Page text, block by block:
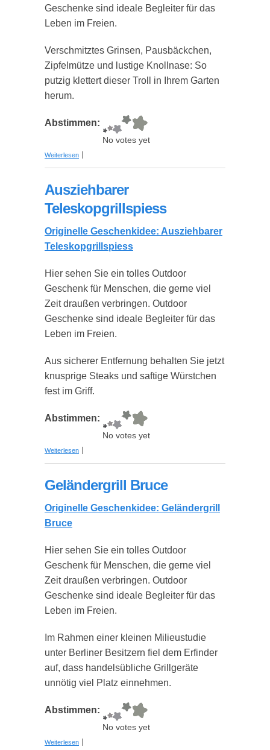
Geschenke sind ideale Begleiter für das
Leben im Freien.
Verschmitztes Grinsen, Pausbäckchen,
Zipfelmütze und lustige Knollnase: So
putzig klettert dieser Troll in Ihrem Garten
herum.
Abstimmen:
No votes yet
Weiterlesen über Lustiger Gartentroll
Ausziehbarer
Teleskopgrillspiess
Originelle Geschenkidee: Ausziehbarer
Teleskopgrillspiess
Hier sehen Sie ein tolles Outdoor
Geschenk für Menschen, die gerne viel
Zeit draußen verbringen. Outdoor
Geschenke sind ideale Begleiter für das
Leben im Freien.
Aus sicherer Entfernung behalten Sie jetzt
knusprige Steaks und saftige Würstchen
fest im Griff.
Abstimmen:
No votes yet
Weiterlesen über Ausziehbarer Teleskopgrillspiess
Geländergrill Bruce
Originelle Geschenkidee: Geländergrill
Bruce
Hier sehen Sie ein tolles Outdoor
Geschenk für Menschen, die gerne viel
Zeit draußen verbringen. Outdoor
Geschenke sind ideale Begleiter für das
Leben im Freien.
Im Rahmen einer kleinen Milieustudie
unter Berliner Besitzern fiel dem Erfinder
auf, dass handelsübliche Grillgeräte
unnötig viel Platz einnehmen.
Abstimmen:
No votes yet
Weiterlesen über Geländergrill Bruce